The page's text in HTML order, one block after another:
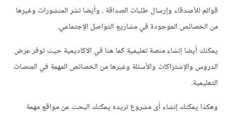
قوائم للأصدقاء وإرسال طلبات الصداقة . وأيضا نشر المنشورات وغيرها
من الخصائص الموجودة في مشاريع التواصل الإجتماعي.
يمكنك أيضا إنشاء منصة تعليمية كما هنا في الاكاديمية حيث توفر عرض
الدروس والإشتراكات والأسئلة وغيرها من الخصائص المهمة في المنصات
التعليمية.
وهكذا يمكنك إنشاء أى مشروع تريده يمكنك البحث عن مواقع مهمة